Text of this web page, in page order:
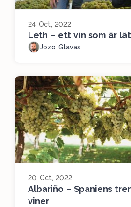
24 Oct, 2022
Leth – ett vin som är
Jozo Glavas
20 Oct, 2022
Albariño – Spaniens
viner